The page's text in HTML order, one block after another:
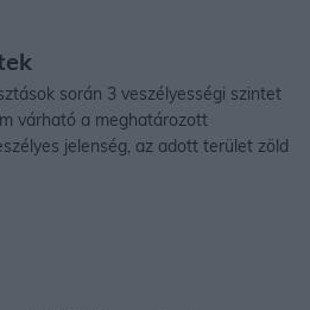
során 3 veszélyességi szintet
várható a meghatározott
jelenség, az adott terület zöld